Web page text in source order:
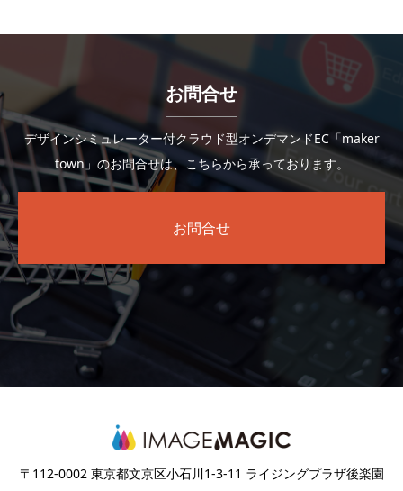
お問合せ
デザインシミュレーター付クラウド型オンデマンドEC「maker
town」のお問合せは、こちらから承っております。
お問合せ
〒112-0002 東京都文京区小石川1-3-11 ライジングプラザ後楽園